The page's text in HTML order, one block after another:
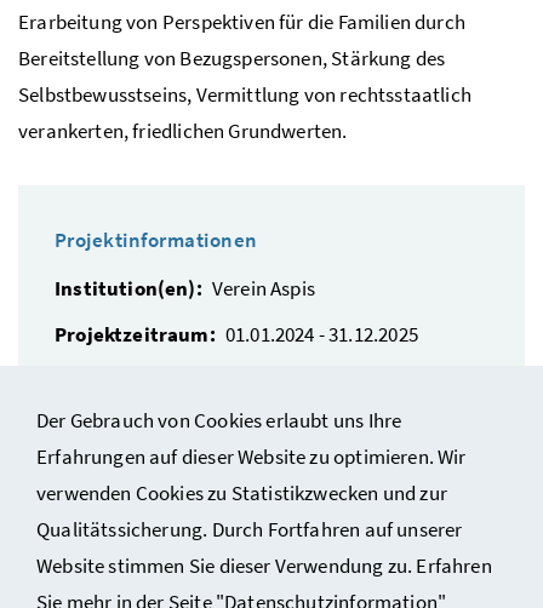
Der Gebrauch von Cookies erlaubt uns Ihre
Erfahrungen auf dieser Website zu optimieren. Wir
verwenden Cookies zu Statistikzwecken und zur
Qualitätssicherung. Durch Fortfahren auf unserer
Website stimmen Sie dieser Verwendung zu. Erfahren
Sie mehr in der Seite "Datenschutzinformation"
Erarbeitung von Perspektiven für die Familien durch
Bereitstellung von Bezugspersonen, Stärkung des
Selbstbewusstseins, Vermittlung von rechtsstaatlich
verankerten, friedlichen Grundwerten.
Projektinformationen
Institution(en): Verein Aspis
Projektzeitraum: 01.01.2024 - 31.12.2025
Rechtsstaat und Werte, Sport und Freizeit